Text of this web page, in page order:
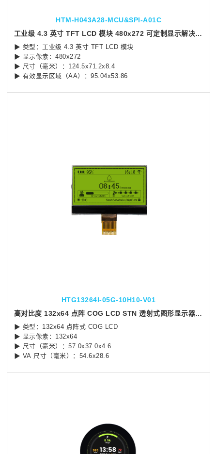
HTM-H043A28-MCU&SPI-A01C
工业级 4.3 英寸 TFT LCD 模块 480x272 可定制显示解决方案
▶ 类型：工业级 4.3 英寸 TFT LCD 模块
▶ 显示像素：480x272
▶ 尺寸（毫米）：124.5x71.2x8.4
▶ 有效显示区域（AA）：95.04x53.86
HTG13264I-05G-10H10-V01
高对比度 132x64 点阵 COG LCD STN 透射式图形显示器ST7567 控制器
▶ 类型：132x64 点阵式 COG LCD
▶ 显示像素：132x64
▶ 尺寸（毫米）：57.0x37.0x4.6
▶ VA 尺寸（毫米）：54.6x28.6